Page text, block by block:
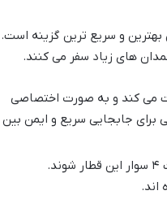
نیاز به جابجایی بین ترمینال ۱ و ۲ دارید، آئروتِرِن بهترین و سریع ترین گزینه است.
های زیاد سفر می کنند.
می کند و به صورت اختصاصی
برای جابجایی سریع و ایمن بین
مسافران می توانند از ترمینال ۱ در گیت ۶ و از ترمینال ۲ در گیت ۴ سوار این قطار شوند.
اند.